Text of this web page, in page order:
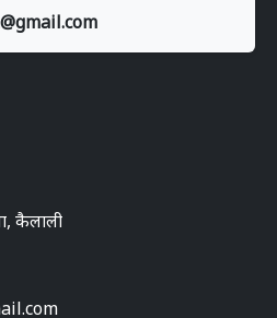
कैलाली